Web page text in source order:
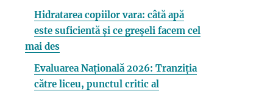
Hidratarea copiilor vara: câtă apă
este suficientă și ce greșeli facem cel
mai des
Evaluarea Națională 2026: Tranziția
către liceu, punctul critic al